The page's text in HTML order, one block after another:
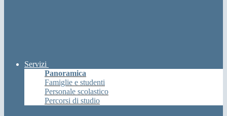
Servizi
Panoramica
Famiglie e studenti
Personale scolastico
Percorsi di studio